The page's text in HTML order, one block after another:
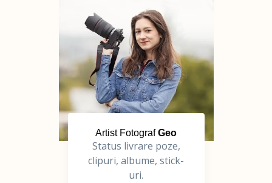
Artist FotografGeo
Status livrare poze,
clipuri, albume, stick-
uri.